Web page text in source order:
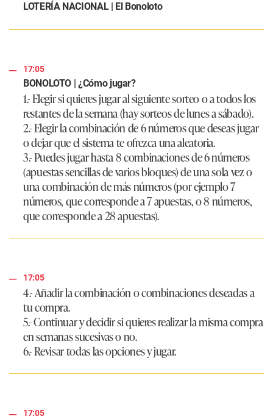
LOTERÍA NACIONAL | El Bonoloto
17:05
BONOLOTO | ¿Cómo jugar?
1.- Elegir si quieres jugar al siguiente sorteo o a todos los
restantes de la semana (hay sorteos de lunes a sábado).
2.- Elegir la combinación de 6 números que deseas jugar
o dejar que el sistema te ofrezca una aleatoria.
3.- Puedes jugar hasta 8 combinaciones de 6 números
(apuestas sencillas de varios bloques) de una sola vez o
una combinación de más números (por ejemplo 7
números, que corresponde a 7 apuestas, o 8 números,
que corresponde a 28 apuestas).
17:05
4.- Añadir la combinación o combinaciones deseadas a
tu compra.
5.- Continuar y decidir si quieres realizar la misma compra
en semanas sucesivas o no.
6.- Revisar todas las opciones y jugar.
17:05